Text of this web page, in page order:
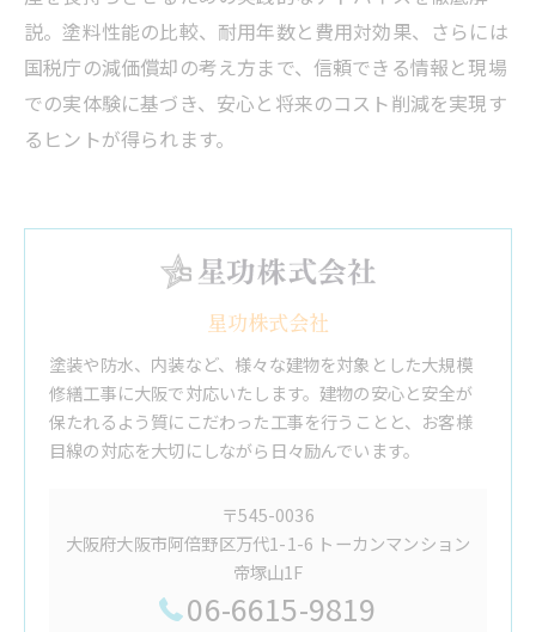
説。塗料性能の比較、耐用年数と費用対効果、さらには
国税庁の減価償却の考え方まで、信頼できる情報と現場
での実体験に基づき、安心と将来のコスト削減を実現す
るヒントが得られます。
星功株式会社
塗装や防水、内装など、様々な建物を対象とした大規模
修繕工事に大阪で対応いたします。建物の安心と安全が
保たれるよう質にこだわった工事を行うことと、お客様
目線の対応を大切にしながら日々励んでいます。
〒545-0036
大阪府大阪市阿倍野区万代1-1-6 トーカンマンション
帝塚山1F
06-6615-9819